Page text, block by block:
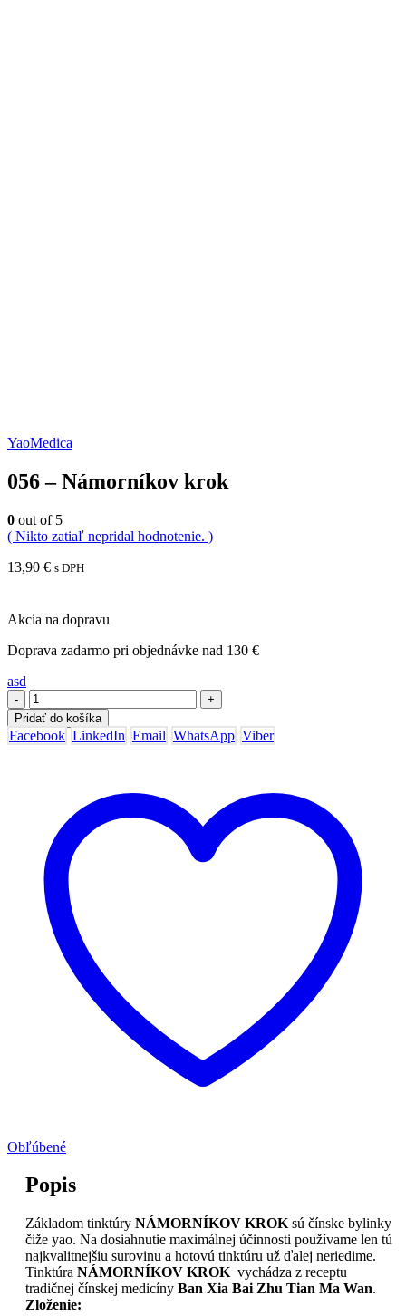
YaoMedica
056 – Námorníkov krok
0 out of 5
( Nikto zatiaľ nepridal hodnotenie. )
13,90 € s DPH
Akcia na dopravu
Doprava zadarmo pri objednávke nad 130 €
asd
-
+
Pridať do košíka
Facebook LinkedIn Email WhatsApp Viber
Obľúbené
Popis
Základom tinktúry NÁMORNÍKOV KROK sú čínske bylinky
čiže yao. Na dosiahnutie maximálnej účinnosti používame len tú
najkvalitnejšiu surovinu a hotovú tinktúru už ďalej neriedime.
Tinktúra NÁMORNÍKOV KROK vychádza z receptu
tradičnej čínskej medicíny Ban Xia Bai Zhu Tian Ma Wan.
Zloženie: